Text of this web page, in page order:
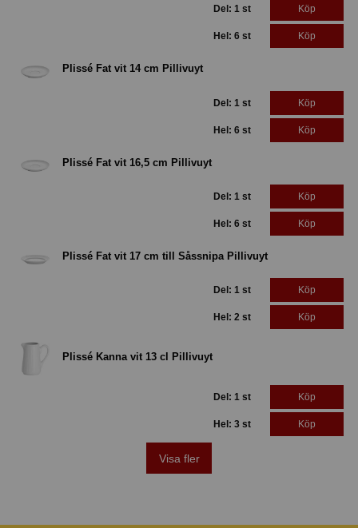
Del: 1 st Köp
Hel: 6 st Köp
Plissé Fat vit 14 cm Pillivuyt
Del: 1 st Köp
Hel: 6 st Köp
Plissé Fat vit 16,5 cm Pillivuyt
Del: 1 st Köp
Hel: 6 st Köp
Plissé Fat vit 17 cm till Såssnipa Pillivuyt
Del: 1 st Köp
Hel: 2 st Köp
Plissé Kanna vit 13 cl Pillivuyt
Del: 1 st Köp
Hel: 3 st Köp
Visa fler